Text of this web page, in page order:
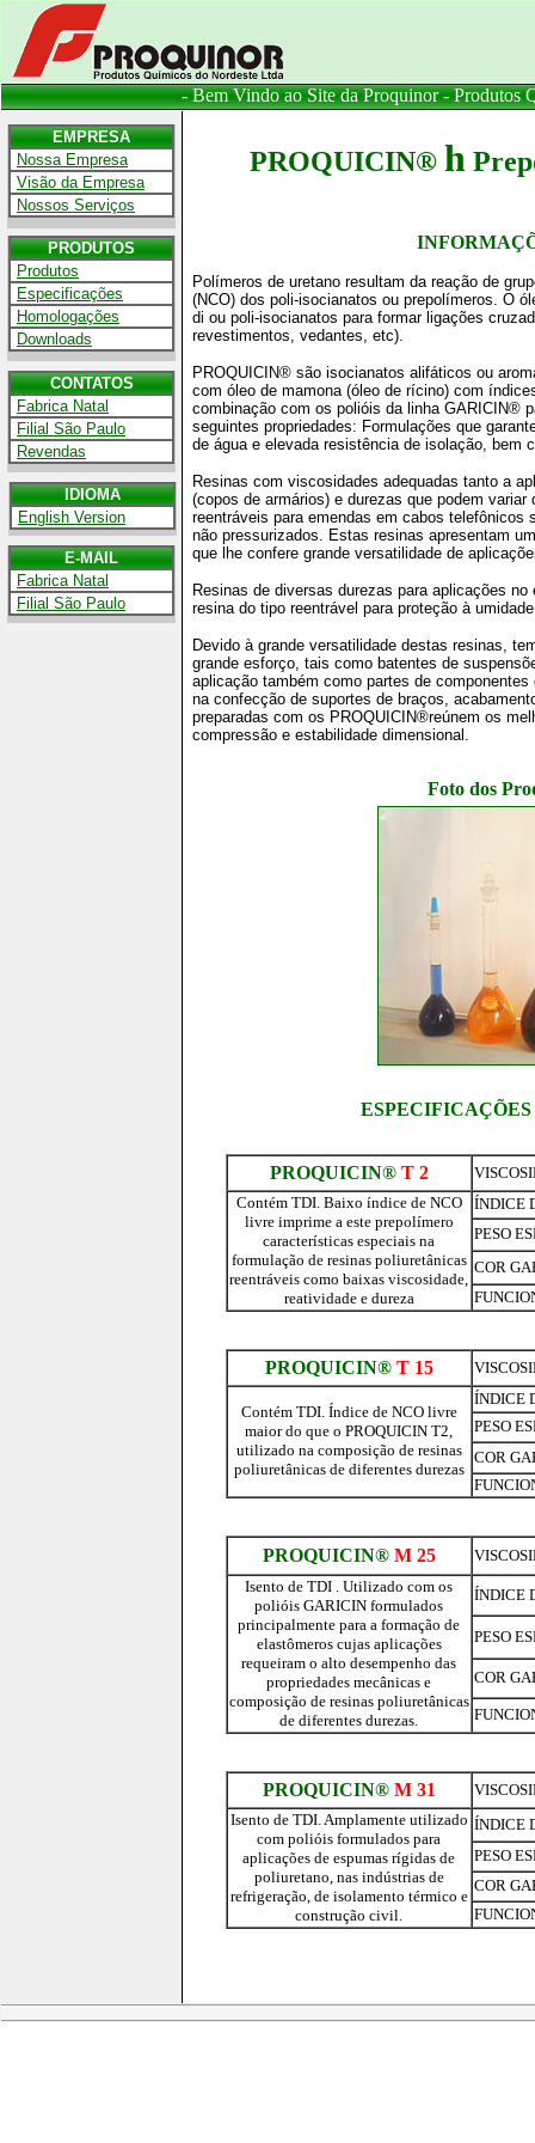
EMPRESA
Nossa Empresa
Visão da Empresa
Nossos Serviços
PRODUTOS
Produtos
Especificações
Homologações
Downloads
CONTATOS
Fabrica Natal
Filial São Paulo
Revendas
IDIOMA
English Version
E-MAIL
Fabrica Natal
Filial São Paulo
- Bem Vindo ao Site da Proquinor - Produtos
.....................................
PROQUICIN® h
Polímeros de uretano resultam da reação de
(NCO) dos poli-isocianatos ou prepolímeros. O
di ou poli-isocianatos para formar ligações
revestimentos, vedantes, etc).
PROQUICIN® são isocianatos alifáticos ou
com óleo de mamona (óleo de rícino) com
combinação com os polióis da linha GARICIN®
seguintes propriedades: Formulações que
de água e elevada resistência de isolação, bem
Resinas com viscosidades adequadas tanto a
(copos de armários) e durezas que podem
reentráveis para emendas em cabos
não pressurizados. Estas resinas apresentam
que lhe confere grande versatilidade de
Resinas de diversas durezas para aplicações
resina do tipo reentrável para proteção à
Devido à grande versatilidade destas resinas,
grande esforço, tais como batentes de
aplicação também como partes de
na confecção de suportes de braços,
preparadas com os PROQUICIN®reúnem os
compressão e estabilidade dimensional.
Foto dos
PROQUICIN® T 2
Contém TDI. Baixo índice de NCO
livre imprime a este prepolímero
características especiais na
formulação de resinas poliuretânicas
reentráveis como baixas viscosidade,
reatividade e dureza
ÍNDICE
PESO
COR
PROQUICIN® T 15
Contém TDI. Índice de NCO livre
maior do que o PROQUICIN T2,
utilizado na composição de resinas
poliuretânicas de diferentes durezas
ÍNDICE
PESO
COR
PROQUICIN® M 25
Isento de TDI . Utilizado com os
polióis GARICIN formulados
principalmente para a formação de
elastômeros cujas aplicações
requeiram o alto desempenho das
propriedades mecânicas e
composição de resinas poliuretânicas
de diferentes durezas.
ÍNDICE
PESO
COR
PROQUICIN® M 31
Isento de TDI. Amplamente utilizado
com polióis formulados para
aplicações de espumas rígidas de
poliuretano, nas indústrias de
refrigeração, de isolamento térmico e
construção civil.
ÍNDICE
PESO
COR